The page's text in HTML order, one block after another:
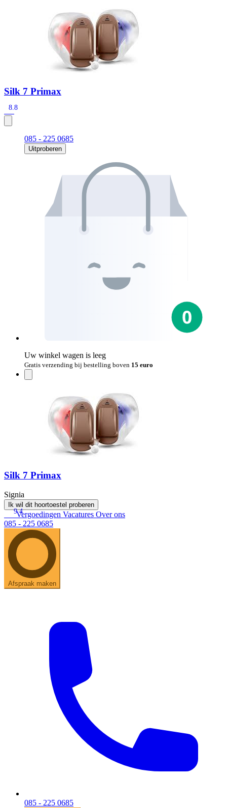
Signia hoortoestellenSignia Pure BCT IX
Audio Service R LI 7
HoortoestelbatterijenWidex filters
Signia Active Mini IX - Oplaadbaar
De Signia Active Mini IX is het nieuwste hoortoestel van Signia.
Silk 7 Primax
8.8
085 - 225 0685
Uitproberen
Uw winkel wagen is leeg
Gratis verzending bij bestelling boven 15 euro
Silk 7 Primax
Signia
Ik wil dit hoortoestel proberen
9.4
Vergoedingen Vacatures Over ons
085 - 225 0685
Afspraak maken
085 - 225 0685